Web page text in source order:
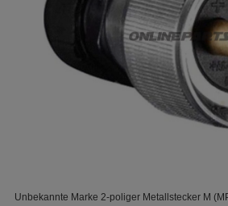
Unbekannte Marke 2‑poliger Metallstecker M